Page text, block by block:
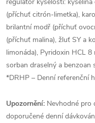
(příchuť citrón-limetka),
brilantní modř (příchuť
(příchuť malina), žluť SY a
limonáda), Pyridoxin HCL
sorban draselný a benzoan
*DRHP – Denní referenční
Upozornění: Nevhodné pro
doporučené denní